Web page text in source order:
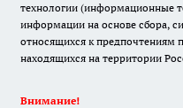
технологии (информационные
информации на основе сбора,
относящихся к предпочтениям
находящихся на территории
Внимание!